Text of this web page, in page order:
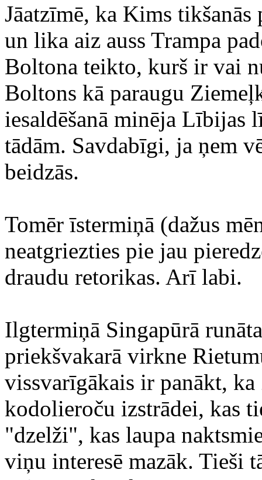
Jāatzīmē, ka Kims
un lika aiz auss Trampa
Boltona teikto, kurš ir vai
Boltons kā paraugu
iesaldēšanā minēja Lībijas
tādām. Savdabīgi, ja ņem
beidzās.
Tomēr īstermiņā (dažus
neatgriezties pie jau
draudu retorikas. Arī labi.
Ilgtermiņā Singapūrā
priekšvakarā virkne
vissvarīgākais ir panākt,
kodolieroču izstrādei, kas
"dzelži", kas laupa
viņu interesē mazāk. Tieši